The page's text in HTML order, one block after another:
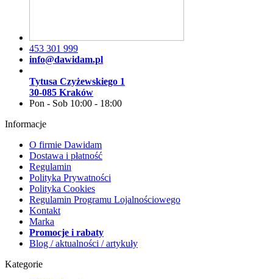
453 301 999
info@dawidam.pl
Tytusa Czyżewskiego 1
30-085 Kraków
Pon - Sob 10:00 - 18:00
Informacje
O firmie Dawidam
Dostawa i płatność
Regulamin
Polityka Prywatności
Polityka Cookies
Regulamin Programu Lojalnościowego
Kontakt
Marka
Promocje i rabaty
Blog / aktualności / artykuły
Kategorie